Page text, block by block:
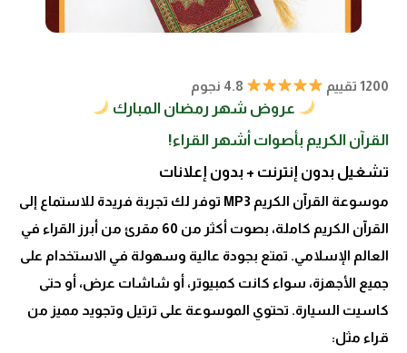
1200 تقييم
عروض شهر رمضان المبارك
القرآن الكريم بأصوات أشهر القراء!
تشغيل بدون إنترنت + بدون إعلانات
موسوعة القرآن الكريم MP3 توفر لك تجربة فريدة للاستماع إلى
القرآن الكريم كاملة، بصوت أكثر من 60 مقرئ من أبرز القراء في
العالم الإسلامي. تمتع بجودة عالية وسهولة في الاستخدام على
جميع الأجهزة، سواء كانت كمبيوتر، أو شاشات عرض، أو حتى
كاسيت السيارة. تحتوي الموسوعة على ترتيل وتجويد مميز من
قراء مثل: